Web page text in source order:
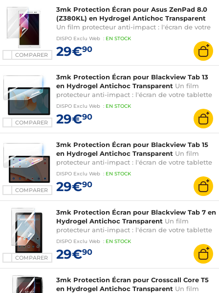
COMPARER
3mk Protection Écran pour Asus ZenPad 8.0
(Z380KL) en Hydrogel Antichoc Transparent
Un film protecteur anti-impact : l'écran de votre
tablette est renforcé jusqu'à 300%
DISPO Exclu Web : EN STOCK
29€90
COMPARER
3mk Protection Écran pour Blackview Tab 13
en Hydrogel Antichoc Transparent Un film
protecteur anti-impact : l'écran de votre tablette
est renforcé jusqu'à 300%
DISPO Exclu Web : EN STOCK
29€90
COMPARER
3mk Protection Écran pour Blackview Tab 15
en Hydrogel Antichoc Transparent Un film
protecteur anti-impact : l'écran de votre tablette
est renforcé jusqu'à 300%
DISPO Exclu Web : EN STOCK
29€90
COMPARER
3mk Protection Écran pour Blackview Tab 7 en
Hydrogel Antichoc Transparent Un film
protecteur anti-impact : l'écran de votre tablette
est renforcé jusqu'à 300%
DISPO Exclu Web : EN STOCK
29€90
3mk Protection Écran pour Crosscall Core T5
en Hydrogel Antichoc Transparent Un film